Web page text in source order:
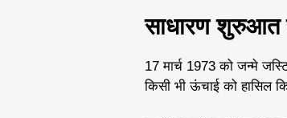
साधारण शुरुआत
17 मार्च 1973 को जन्मे
किसी भी ऊंचाई को हासिल